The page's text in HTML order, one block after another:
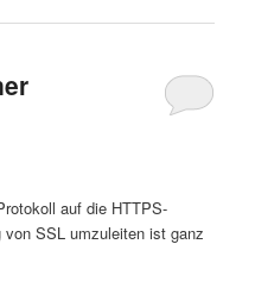
auf die HTTPS-
SSL umzuleiten ist ganz